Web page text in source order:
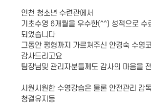
인천 청소년 수련관에서
기초수영 6개월을 우수한(^^) 성적으로 수
되었습니다
그동안 평형까지 가르쳐주신 안경숙 수영
감사드리고요
팀장님및 관리자분들께도 감사의 마음을
시원시원한 수영강습은 물론 안전관리 감
청결유지등